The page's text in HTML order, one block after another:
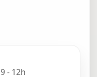
9 - 12h